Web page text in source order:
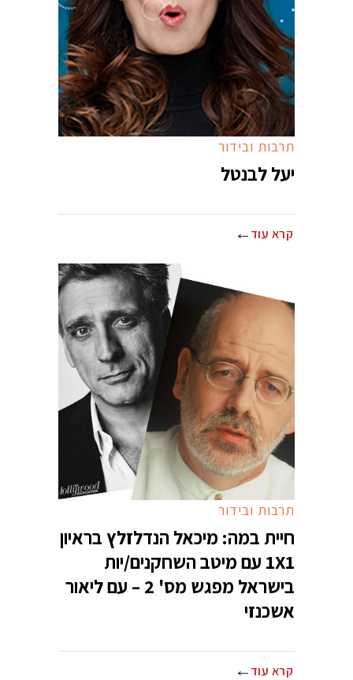
תרבות ובידור
יעל לבנטל
קרא עוד
תרבות ובידור
חיית במה: מיכאל הנדלזלץ בראיון
1X1 עם מיטב השחקנים/יות
בישראל מפגש מס' 2 – עם ליאור
אשכנזי
קרא עוד